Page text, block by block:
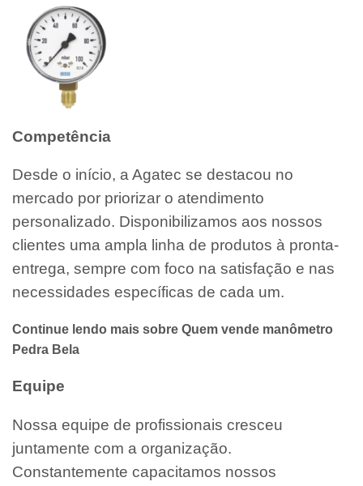
Competência
Desde o início, a Agatec se destacou no
mercado por priorizar o atendimento
personalizado. Disponibilizamos aos nossos
clientes uma ampla linha de produtos à pronta-
entrega, sempre com foco na satisfação e nas
necessidades específicas de cada um.
Continue lendo mais sobre Quem vende manômetro
Pedra Bela
Equipe
Nossa equipe de profissionais cresceu
juntamente com a organização.
Constantemente capacitamos nossos